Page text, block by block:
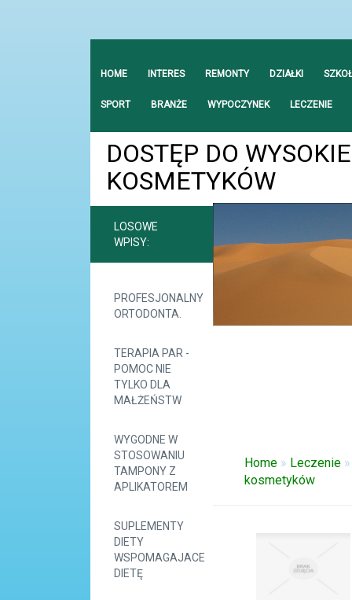
HOME INTERES REMONTY DZIAŁKI
SPORT BRANŻE WYPOCZYNEK LECZENIE
DOSTĘP DO
KOSMETYKÓW
LOSOWE
WPISY:
PROFESJONALNY
ORTODONTA.
TERAPIA PAR -
POMOC NIE
TYLKO DLA
MAŁŻEŃSTW
WYGODNE W
STOSOWANIU
TAMPONY Z
APLIKATOREM
SUPLEMENTY
DIETY
WSPOMAGAJACE
DIETĘ
Home » Leczenie
kosmetyków